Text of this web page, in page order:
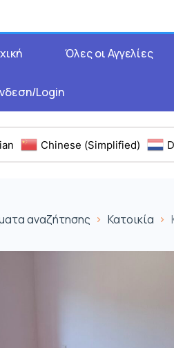
Όλες οι Αγγελίες
Login
Chinese (Simplified)
αναζήτησης Κατοικία